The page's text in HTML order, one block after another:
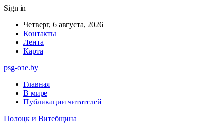
Sign in
Четверг, 6 августа, 2026
Контакты
Лента
Карта
psg-one.by
Главная
В мире
Публикации читателей
Полоцк и Витебщина